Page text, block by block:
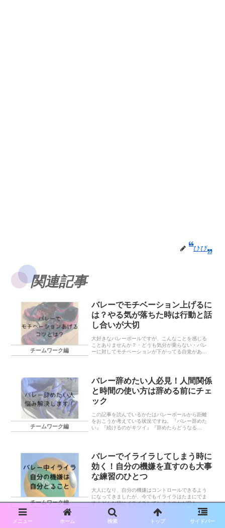
ひび
関連記事
チームワーク編
バレーでモチベーション上げるに
は？やる気が落ちた時は行動と話
し合いが大切
大好きなバレーボールですが、こんなことを感じる
ことありませんか？・どうも気分が乗らない・バレ
ーに対してモチベーションが下がってる自覚があ
チームワーク編
バレー辞めたい人必見！人間関係
と時間の使い方は辞める前にチェ
ック
この記事を読んでいるかたはバレーボールから距離
をおこうか考えている状況ですね。『バレー辞めた
い』『続けるのがキツイ』『辞めたらどうなる
チームワーク編
バレーでイライラしてしまう時に
効く！自分の機嫌を直すのも大事
な練習のひとつ
大人になり、自分の機嫌はコントロールできるよう
になってきましたが、今でもイライラはたまにでま
す！どんな時にイライラしてしまうのかが前もって
わかってれば対処してすぐ心が落ち着けるはずで
す。自分の機嫌は自分では直さなければいけないの
メニュー ホーム 検索 トップ サイドバー